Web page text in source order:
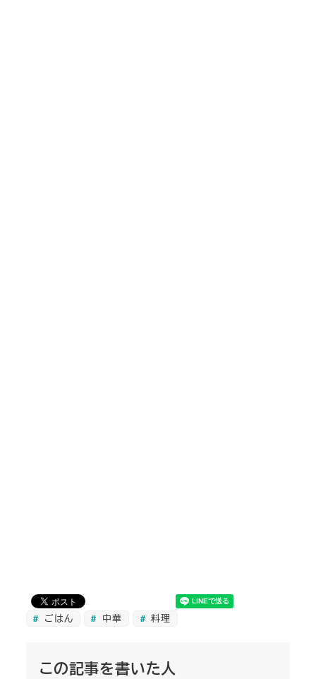
ごはん 中華 料理
この記事を書いた人